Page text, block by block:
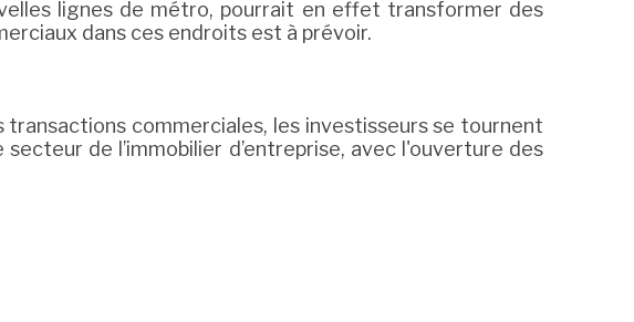
lignes de métro, pourrait en effet transformer des
dans ces endroits est à prévoir.
commerciales, les investisseurs se tournent
de l’immobilier d’entreprise, avec l'ouverture des